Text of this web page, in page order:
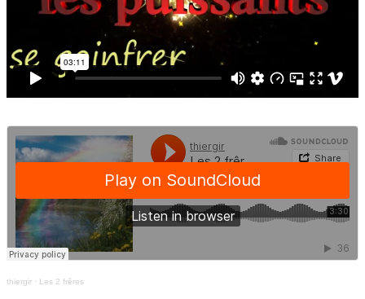
thiergir · Les 2 frêres